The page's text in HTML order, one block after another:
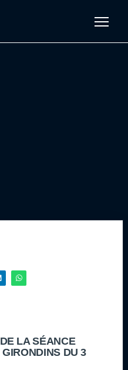
LA SÉANCE
DU 3